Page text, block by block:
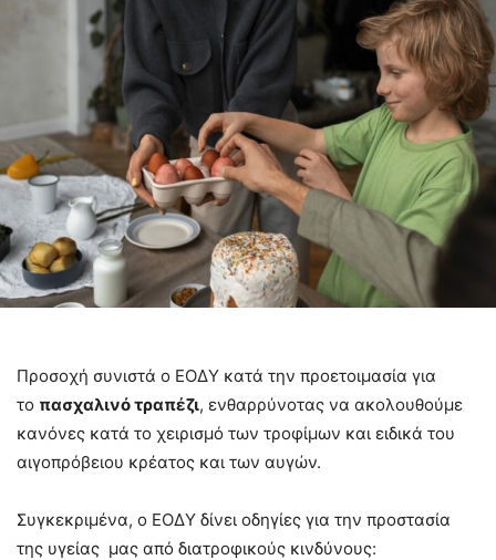
Προσοχή συνιστά ο ΕΟΔΥ κατά την προετοιμασία για
το πασχαλινό τραπέζι, ενθαρρύνοτας να ακολουθούμε
κανόνες κατά το χειρισμό των τροφίμων και ειδικά του
αιγοπρόβειου κρέατος και των αυγών.
Συγκεκριμένα, ο ΕΟΔΥ δίνει οδηγίες για την προστασία
της υγείας μας από διατροφικούς κινδύνους: